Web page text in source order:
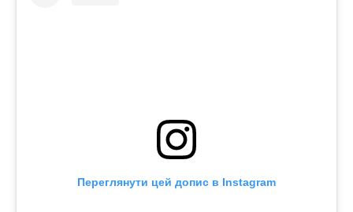
Переглянути цей допис в Instagram